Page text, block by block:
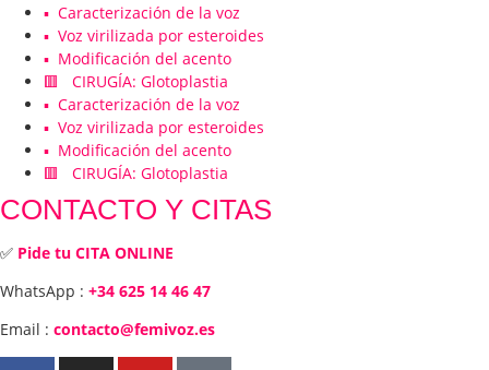
▪️ Caracterización de la voz
▪️ Voz virilizada por esteroides
▪️ Modificación del acento
🟥 CIRUGÍA: Glotoplastia
▪️ Caracterización de la voz
▪️ Voz virilizada por esteroides
▪️ Modificación del acento
🟥 CIRUGÍA: Glotoplastia
CONTACTO Y CITAS
✅ Pide tu CITA ONLINE
WhatsApp : +34 625 14 46 47
Email : contacto@femivoz.es